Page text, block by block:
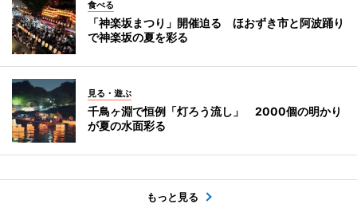
食べる
「神楽坂まつり」開催迫る ほおずき市と阿波踊り
で神楽坂の夏を彩る
見る・遊ぶ
千鳥ヶ淵で恒例「灯ろう流し」 2000個の明かり
が夏の水面彩る
もっと見る